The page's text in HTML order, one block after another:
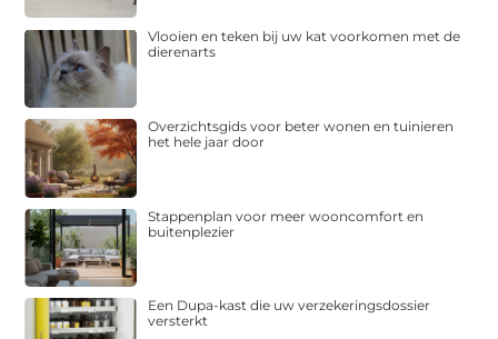
Vlooien en teken bij uw kat voorkomen met de
dierenarts
Overzichtsgids voor beter wonen en tuinieren
het hele jaar door
Stappenplan voor meer wooncomfort en
buitenplezier
Een Dupa-kast die uw verzekeringsdossier
versterkt